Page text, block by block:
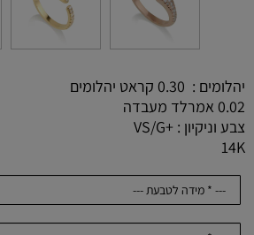
יהלומים : 0.30 קראט יהלומים
0.02 אמרלד מעבדה
צבע וניקיון : +VS/G
14K